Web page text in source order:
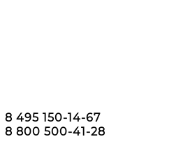
8 495 150-14-67
8 800 500-41-28